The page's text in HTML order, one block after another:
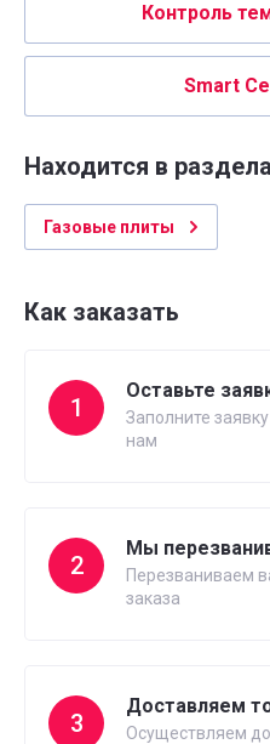
Контроль
Smart
Находится в
Газовые плиты
Как заказать
1
Оставьте
Заполните
нам
2
Мы
Перезваниваем
заказа
3
Доставляем
Осуществляем